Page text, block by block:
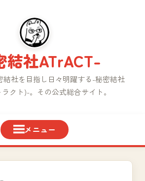
結社ATrACT-
結社を目指し日々明躍する-秘密結社
クト)-。その公式総合サイト。